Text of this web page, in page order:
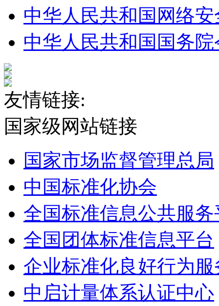
中华人民共和国网络
中华人民共和国国务
友情链接:
国家级网站链接
国家市场监督管理总局
中国标准化协会
全国标准信息公共服务
全国团体标准信息平台
企业标准化良好行为
中启计量体系认证中心